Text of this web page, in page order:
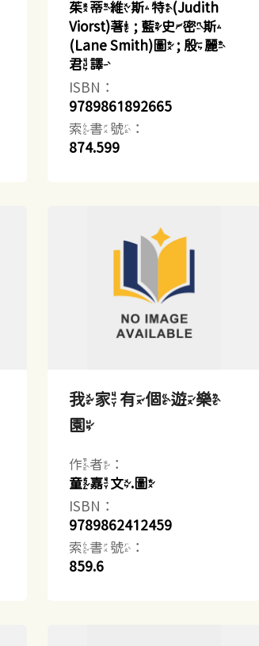
茱蒂維斯特(Judith
Viorst)著 ; 藍史密斯
(Lane Smith)圖 ; 殷麗
君譯
ISBN：
9789861892665
索書號：
874.599
我家有個遊樂
園
作者：
童嘉文.圖
ISBN：
9789862412459
索書號：
859.6